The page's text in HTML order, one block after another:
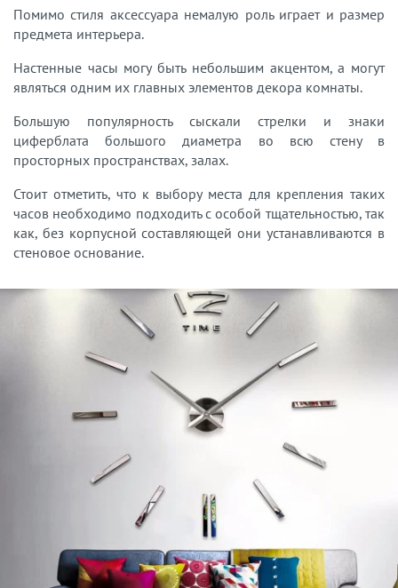
Помимо стиля аксессуара немалую роль играет и размер
предмета интерьера.
Настенные часы могу быть небольшим акцентом, а могут
являться одним их главных элементов декора комнаты.
Большую популярность сыскали стрелки и знаки
циферблата большого диаметра во всю стену в
просторных пространствах, залах.
Стоит отметить, что к выбору места для крепления таких
часов необходимо подходить с особой тщательностью, так
как, без корпусной составляющей они устанавливаются в
стеновое основание.